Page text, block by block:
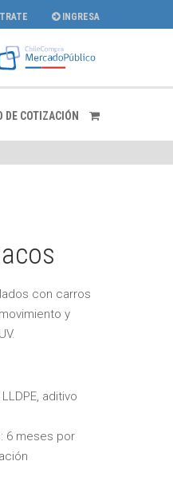
INGRESA
DE COTIZACIÓN
con carros
y
aditivo
: 6 meses por